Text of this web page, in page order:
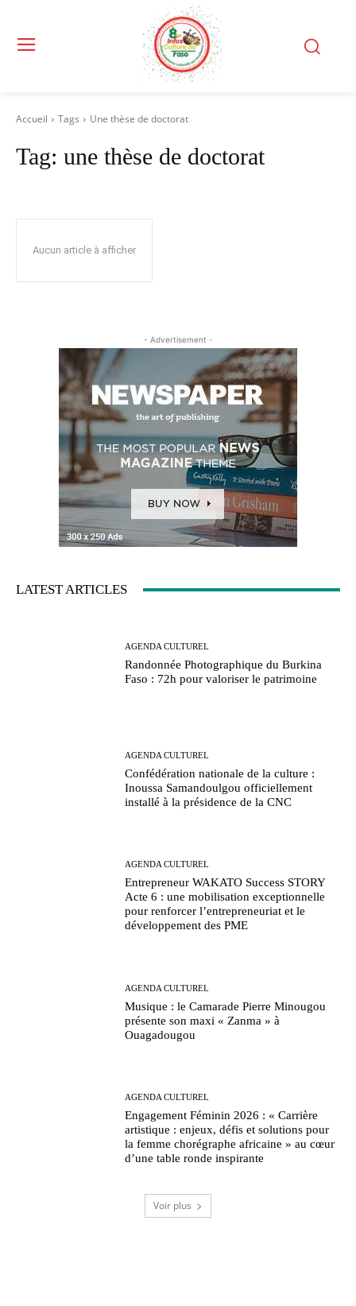
Accueil Tags Une thèse de doctorat
Tag: une thèse de doctorat
Aucun article à afficher
- Advertisement -
LATEST ARTICLES
AGENDA CULTUREL
Randonnée Photographique du Burkina
Faso : 72h pour valoriser le patrimoine
AGENDA CULTUREL
Confédération nationale de la culture :
Inoussa Samandoulgou officiellement
installé à la présidence de la CNC
AGENDA CULTUREL
Entrepreneur WAKATO Success STORY
Acte 6 : une mobilisation exceptionnelle
pour renforcer l’entrepreneuriat et le
développement des PME
AGENDA CULTUREL
Musique : le Camarade Pierre Minougou
présente son maxi « Zanma » à
Ouagadougou
AGENDA CULTUREL
Engagement Féminin 2026 : « Carrière
artistique : enjeux, défis et solutions pour
la femme chorégraphe africaine » au cœur
d’une table ronde inspirante
Voir plus